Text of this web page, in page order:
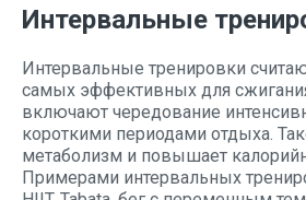
Интервальные
Интервальные тренировки
самых эффективных для
включают чередование
короткими периодами отдыха.
метаболизм и повышает
Примерами интервальных